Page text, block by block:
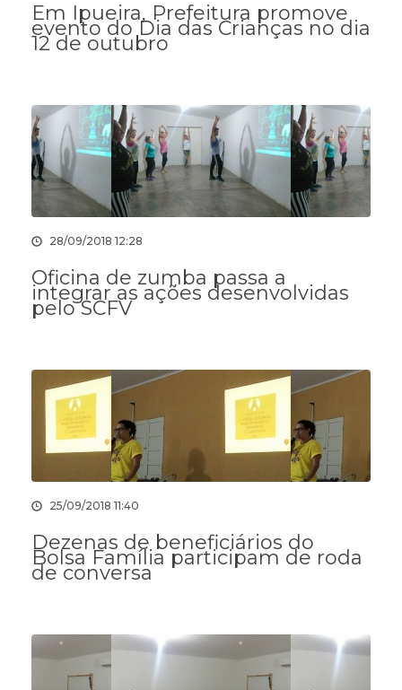
Em Ipueira, Prefeitura promove
evento do Dia das Crianças no dia
12 de outubro
28/09/2018 12:28
Oficina de zumba passa a
integrar as ações desenvolvidas
pelo SCFV
25/09/2018 11:40
Dezenas de beneficiários do
Bolsa Família participam de roda
de conversa